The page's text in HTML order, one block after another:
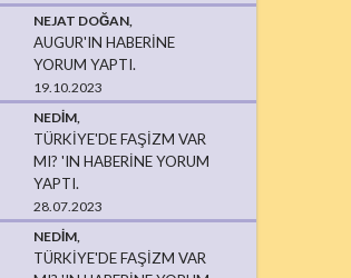
NEJAT DOĞAN,
AUGUR'IN HABERINE
YORUM YAPTI.
19.10.2023
NEDIM,
TÜRKIYE'DE FAŞIZM VAR
MI? 'IN HABERINE YORUM
YAPTI.
28.07.2023
NEDIM,
TÜRKIYE'DE FAŞIZM VAR